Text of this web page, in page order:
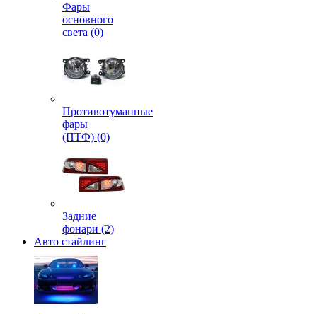
Фары
основного
света (0)
Противотуманные
фары
(ПТФ) (0)
Задние
фонари (2)
Авто стайлинг